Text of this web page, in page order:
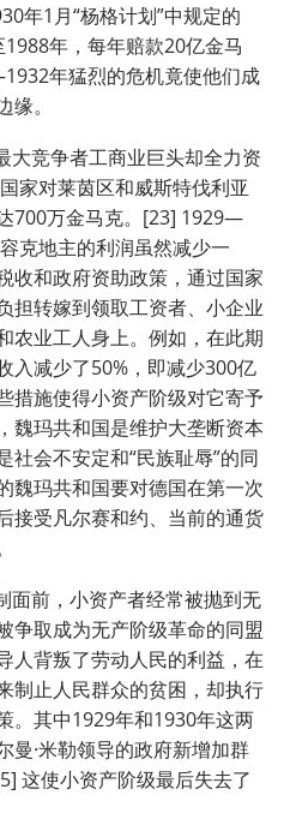
年1月“杨格计划”中规定的
年，每年赔款20亿金马
年猛烈的危机竟使他们成
。
大竞争者工商业巨头却全力资
家对莱茵区和威斯特伐利亚
700万金马克。[23] 1929—
克地主的利润虽然减少一
收和政府资助政策，通过国家
担转嫁到领取工资者、小企业
农业工人身上。例如，在此期
入减少了50%，即减少300亿
措施使得小资产阶级对它寄予
魏玛共和国是维护大垄断资本
社会不安定和“民族耻辱”的同
魏玛共和国要对德国在第一次
接受凡尔赛和约、当前的通货
面前，小资产者经常被抛到无
争取成为无产阶级革命的同盟
人背叛了劳动人民的利益，在
制止人民群众的贫困，却执行
。其中1929年和1930年这两
曼·米勒领导的政府新增加群
这使小资产阶级最后失去了